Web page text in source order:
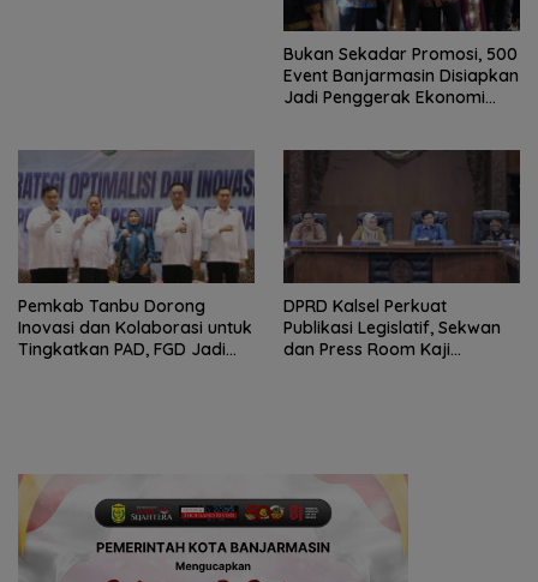
Bukan Sekadar Promosi, 500
Event Banjarmasin Disiapkan
Jadi Penggerak Ekonomi
Pemkab Tanbu Dorong
Inovasi dan Kolaborasi untuk
Tingkatkan PAD, FGD Jadi
‎DPRD Kalsel Perkuat
Publikasi Legislatif, Sekwan
dan Press Room Kaji